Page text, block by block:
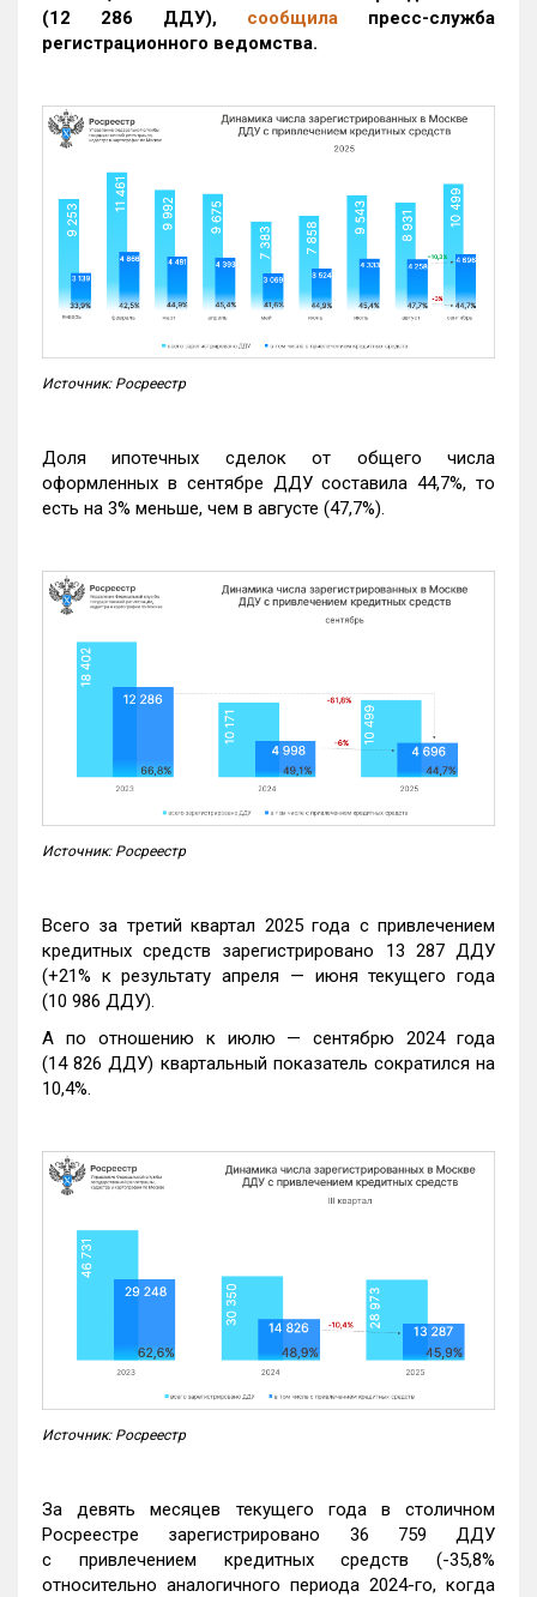
(12 286 ДДУ), сообщила пресс-служба
регистрационного ведомства.
Источник: Росреестр
Доля ипотечных сделок от общего числа
оформленных в сентябре ДДУ составила 44,7%, то
есть на 3% меньше, чем в августе (47,7%).
Источник: Росреестр
Всего за третий квартал 2025 года с привлечением
кредитных средств зарегистрировано 13 287 ДДУ
(+21% к результату апреля — июня текущего года
(10 986 ДДУ).
А по отношению к июлю — сентябрю 2024 года
(14 826 ДДУ) квартальный показатель сократился на
10,4%.
Источник: Росреестр
За девять месяцев текущего года в столичном
Росреестре зарегистрировано 36 759 ДДУ
с привлечением кредитных средств (-35,8%
относительно аналогичного периода 2024-го, когда